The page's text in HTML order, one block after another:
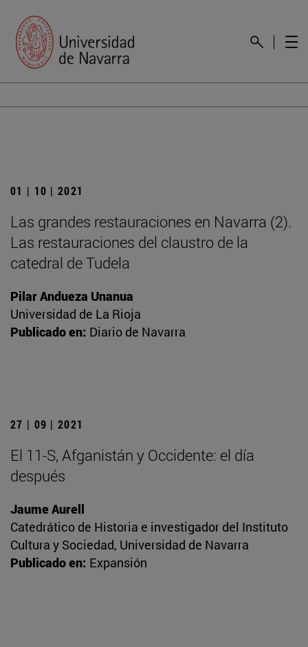
01 | 10 | 2021
Las grandes restauraciones en Navarra (2).
Las restauraciones del claustro de la
catedral de Tudela
Pilar Andueza Unanua
Universidad de La Rioja
Publicado en: Diario de Navarra
27 | 09 | 2021
El 11-S, Afganistán y Occidente: el día
después
Jaume Aurell
Catedrático de Historia e investigador del Instituto
Cultura y Sociedad, Universidad de Navarra
Publicado en: Expansión